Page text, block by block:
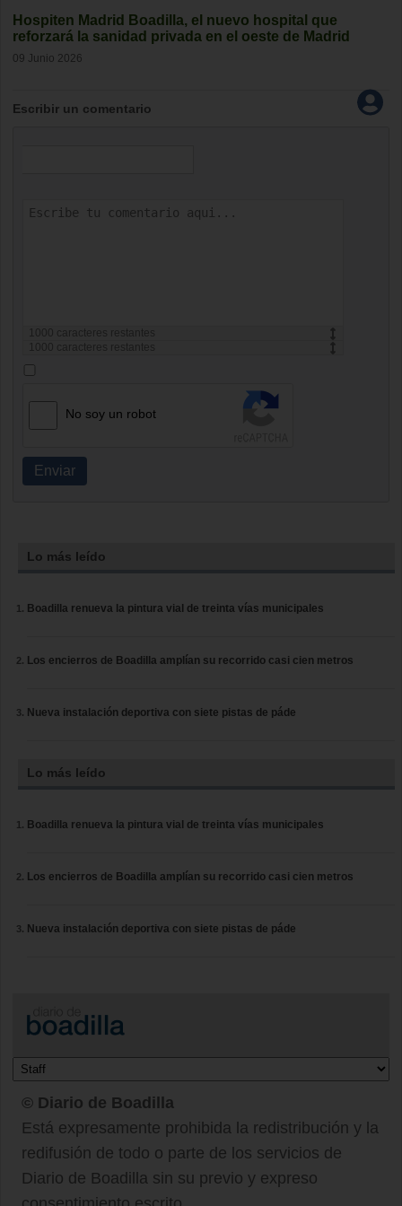
Hospiten Madrid Boadilla, el nuevo hospital que
reforzará la sanidad privada en el oeste de Madrid
09 Junio 2026
Escribir un comentario
caracteres restantes
caracteres restantes
No soy un robot
Enviar
Lo más leído
Boadilla renueva la pintura vial de treinta vías municipales
Los encierros de Boadilla amplían su recorrido casi cien metros
Nueva instalación deportiva con siete pistas de páde
Lo más leído
Boadilla renueva la pintura vial de treinta vías municipales
Los encierros de Boadilla amplían su recorrido casi cien metros
Nueva instalación deportiva con siete pistas de páde
© Diario de Boadilla
Está expresamente prohibida la redistribución y la
redifusión de todo o parte de los servicios de
Diario de Boadilla sin su previo y expreso